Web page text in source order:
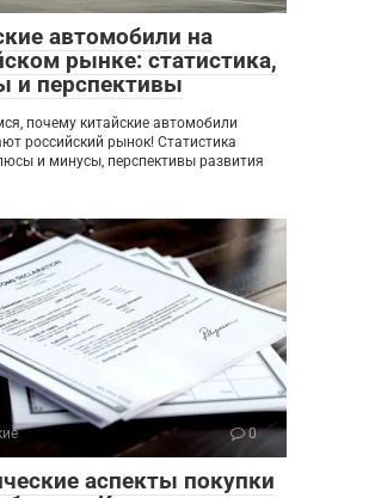
автомобили на
рынке: статистика,
и перспективы
почему китайские автомобили
российский рынок! Статистика
и минусы, перспективы развития
0
аспекты покупки